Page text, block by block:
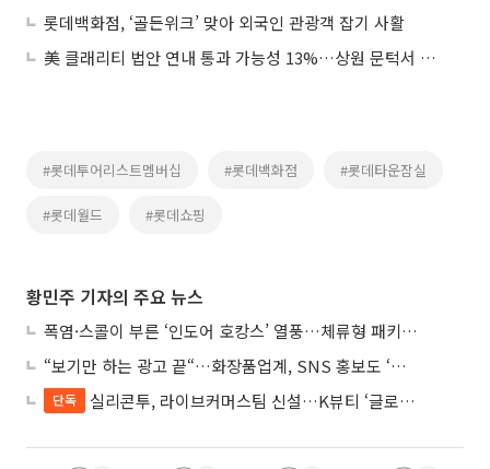
롯데백화점, ‘골든위크’ 맞아 외국인 관광객 잡기 사활
美 클래리티 법안 연내 통과 가능성 13%…상원 문턱서 제동
#롯데투어리스트멤버십 #롯데백화점 #롯데타운잠실
#롯데월드 #롯데쇼핑
황민주 기자의 주요 뉴스
폭염·스콜이 부른 ‘인도어 호캉스’ 열풍…체류형 패키지 뜬다
“보기만 하는 광고 끝“…화장품업계, SNS 홍보도 ‘참여형 콘텐츠’로 변모
단독 실리콘투, 라이브커머스팀 신설…K뷰티 ‘글로벌 판매망’ 확대